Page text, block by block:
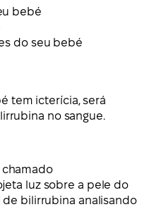
bebé
do seu bebé
tem icterícia, será
no sangue.
luz sobre a pele do
bilirrubina analisando